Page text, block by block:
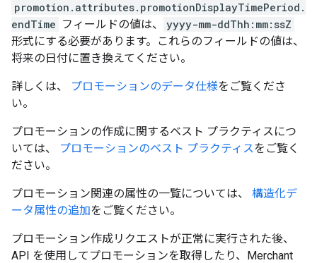
promotion.attributes.promotionDisplayTimePeriod.
endTime フィールドの値は、
yyyy-mm-ddThh:mm:ssZ
形式にする必要があります。これらのフィールドの値は、
将来の日付に置き換えてください。
詳しくは、 プロモーションのデータ仕様をご覧くださ
い。
プロモーションの作成に関するベスト プラクティスにつ
いては、
プロモーションのベスト プラクティスをご覧く
ださい。
プロモーション関連の属性の一覧については、 構造化デ
ータ属性の追加をご覧ください。
プロモーション作成リクエストが正常に実行された後、
API を使用してプロモーションを取得したり、Merchant